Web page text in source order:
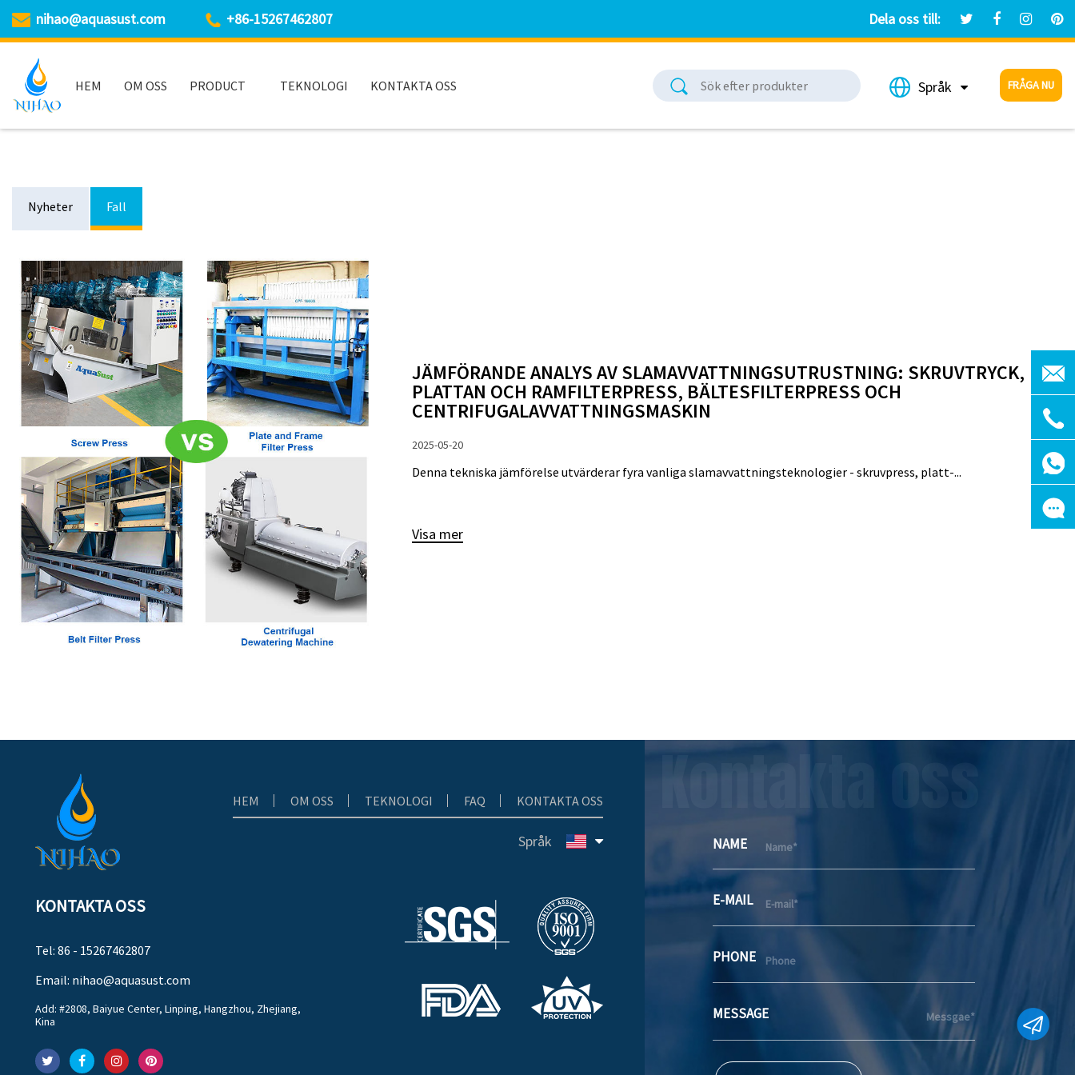
nihao@aquasust.com +86-15267462807 Dela oss till:
HEM OM OSS PRODUCT TEKNOLOGI KONTAKTA OSS Språk FRÅGA NU
Nyheter Fall
JÄMFÖRANDE ANALYS AV SLAMAVVATTNINGSUTRUSTNING: SKRUVTRYCK,
PLATTAN OCH RAMFILTERPRESS, BÄLTESFILTERPRESS OCH
CENTRIFUGALAVVATTNINGSMASKIN
2025-05-20
Denna tekniska jämförelse utvärderar fyra vanliga slamavvattningsteknologier - skruvpress, platt-...
Visa mer
HEM OM OSS TEKNOLOGI FAQ KONTAKTA OSS
Språk
KONTAKTA OSS
Tel: 86 - 15267462807
Email: nihao@aquasust.com
Add: #2808, Baiyue Center, Linping, Hangzhou, Zhejiang,
Kina
Kontakta oss
NAME
E-MAIL
PHONE
MESSAGE